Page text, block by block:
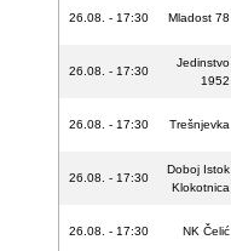
26.08. - 17:30 Mladost 78
26.08. - 17:30
Jedinstvo
1952
26.08. - 17:30 Trešnjevka
26.08. - 17:30
Doboj Istok
Klokotnica
26.08. - 17:30 NK Čelić